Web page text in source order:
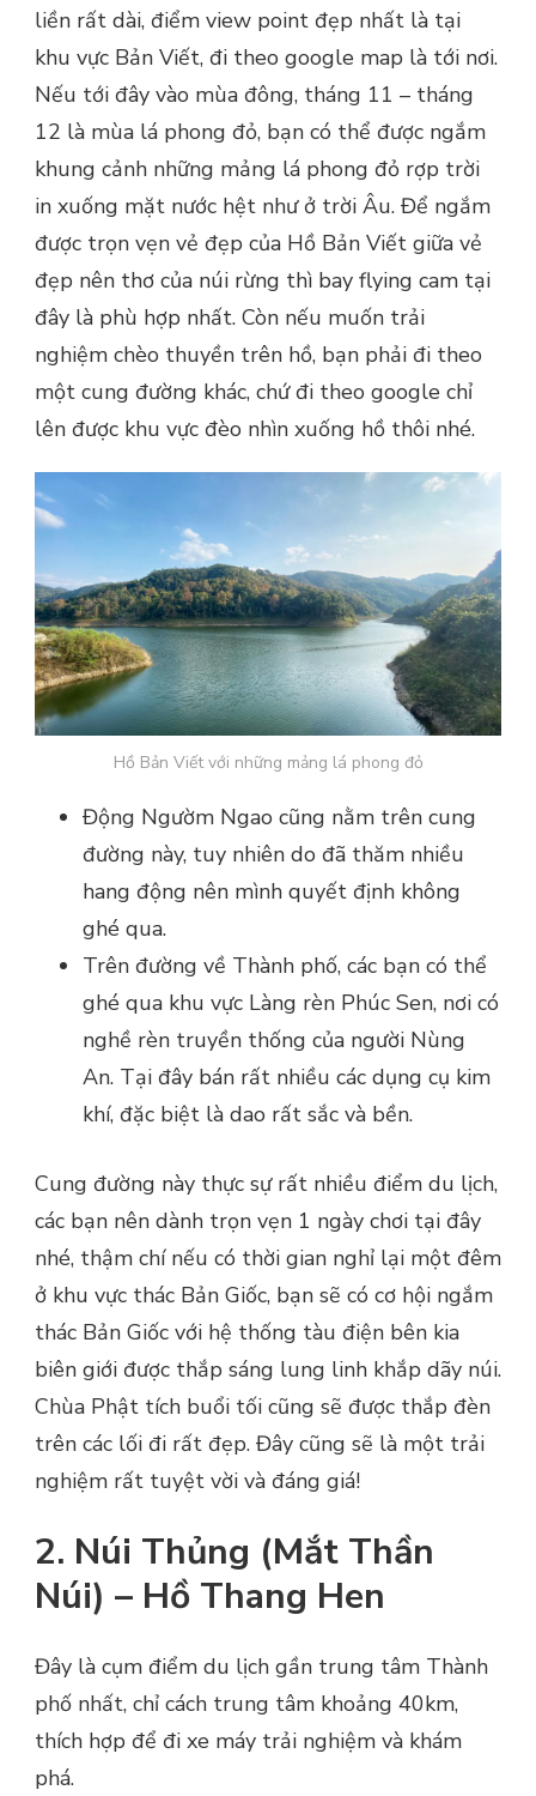
liền rất dài, điểm view point đẹp nhất là tại
khu vực Bản Viết, đi theo google map là tới nơi.
Nếu tới đây vào mùa đông, tháng 11 – tháng
12 là mùa lá phong đỏ, bạn có thể được ngắm
khung cảnh những mảng lá phong đỏ rợp trời
in xuống mặt nước hệt như ở trời Âu. Để ngắm
được trọn vẹn vẻ đẹp của Hồ Bản Viết giữa vẻ
đẹp nên thơ của núi rừng thì bay flying cam tại
đây là phù hợp nhất. Còn nếu muốn trải
nghiệm chèo thuyền trên hồ, bạn phải đi theo
một cung đường khác, chứ đi theo google chỉ
lên được khu vực đèo nhìn xuống hồ thôi nhé.
Hồ Bản Viết với những mảng lá phong đỏ
Động Ngườm Ngao cũng nằm trên cung
đường này, tuy nhiên do đã thăm nhiều
hang động nên mình quyết định không
ghé qua.
Trên đường về Thành phố, các bạn có thể
ghé qua khu vực Làng rèn Phúc Sen, nơi có
nghề rèn truyền thống của người Nùng
An. Tại đây bán rất nhiều các dụng cụ kim
khí, đặc biệt là dao rất sắc và bền.
Cung đường này thực sự rất nhiều điểm du lịch,
các bạn nên dành trọn vẹn 1 ngày chơi tại đây
nhé, thậm chí nếu có thời gian nghỉ lại một đêm
ở khu vực thác Bản Giốc, bạn sẽ có cơ hội ngắm
thác Bản Giốc với hệ thống tàu điện bên kia
biên giới được thắp sáng lung linh khắp dãy núi.
Chùa Phật tích buổi tối cũng sẽ được thắp đèn
trên các lối đi rất đẹp. Đây cũng sẽ là một trải
nghiệm rất tuyệt vời và đáng giá!
2. Núi Thủng (Mắt Thần
Núi) – Hồ Thang Hen
Đây là cụm điểm du lịch gần trung tâm Thành
phố nhất, chỉ cách trung tâm khoảng 40km,
thích hợp để đi xe máy trải nghiệm và khám
phá.